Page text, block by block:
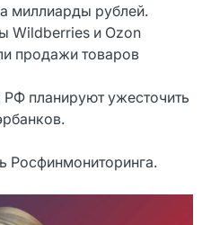
миллиарды рублей.
Wildberries и Ozon
продажи товаров
РФ планируют ужесточить
Росфинмониторинга.